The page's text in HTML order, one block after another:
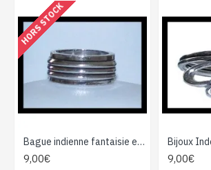
HORS STOCK
Bague indienne fantaisie en métal aspect triple anneau
9,00€ 9,00€